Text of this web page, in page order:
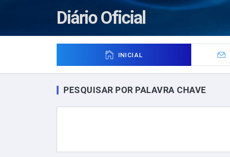
Diário Oficial
INICIAL
PESQUISAR POR PALAVRA CHAVE